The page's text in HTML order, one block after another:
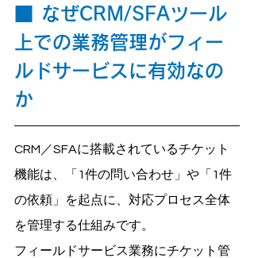
なぜCRM/SFAツール
上での業務管理がフィー
ルドサービスに有効なの
か
CRM／SFAに搭載されているチケット
機能は、「1件の問い合わせ」や「1件
の依頼」を起点に、対応プロセス全体
を管理する仕組みです。
フィールドサービス業務にチケット管